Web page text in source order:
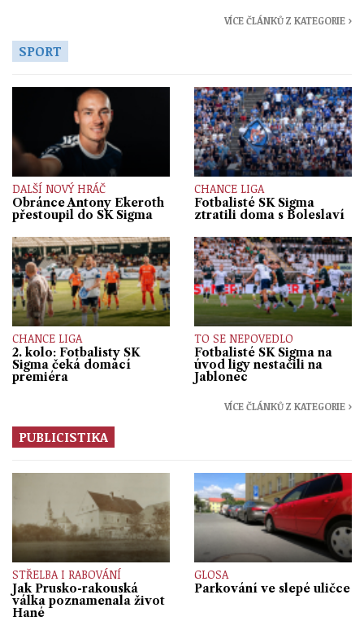
VÍCE ČLÁNKŮ Z KATEGORIE ›
SPORT
DALŠÍ NOVÝ HRÁČ
Obránce Antony Ekeroth
přestoupil do SK Sigma
CHANCE LIGA
Fotbalisté SK Sigma
ztratili doma s Boleslaví
CHANCE LIGA
2. kolo: Fotbalisty SK
Sigma čeká domácí
premiéra
TO SE NEPOVEDLO
Fotbalisté SK Sigma na
úvod ligy nestačili na
Jablonec
VÍCE ČLÁNKŮ Z KATEGORIE ›
PUBLICISTIKA
STŘELBA I RABOVÁNÍ
Jak Prusko-rakouská
válka poznamenala život
Hané
GLOSA
Parkování ve slepé uličce